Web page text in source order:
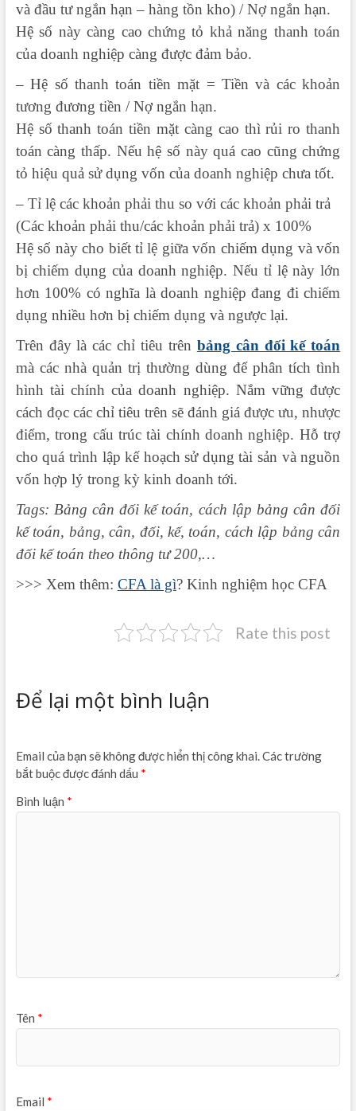
và đầu tư ngắn hạn – hàng tồn kho) / Nợ ngắn hạn.
Hệ số này càng cao chứng tỏ khả năng thanh toán
của doanh nghiệp càng được đảm bảo.
– Hệ số thanh toán tiền mặt = Tiền và các khoản
tương đương tiền / Nợ ngắn hạn.
Hệ số thanh toán tiền mặt càng cao thì rủi ro thanh
toán càng thấp. Nếu hệ số này quá cao cũng chứng
tỏ hiệu quả sử dụng vốn của doanh nghiệp chưa tốt.
– Tỉ lệ các khoản phải thu so với các khoản phải trả
(Các khoản phải thu/các khoản phải trả) x 100%
Hệ số này cho biết tỉ lệ giữa vốn chiếm dụng và vốn
bị chiếm dụng của doanh nghiệp. Nếu tỉ lệ này lớn
hơn 100% có nghĩa là doanh nghiệp đang đi chiếm
dụng nhiều hơn bị chiếm dụng và ngược lại.
Trên đây là các chỉ tiêu trên bảng cân đối kế toán
mà các nhà quản trị thường dùng để phân tích tình
hình tài chính của doanh nghiệp. Nắm vững được
cách đọc các chỉ tiêu trên sẽ đánh giá được ưu, nhược
điểm, trong cấu trúc tài chính doanh nghiệp. Hỗ trợ
cho quá trình lập kế hoạch sử dụng tài sản và nguồn
vốn hợp lý trong kỳ kinh doanh tới.
Tags: Bảng cân đối kế toán, cách lập bảng cân đối
kế toán, bảng, cân, đối, kế, toán, cách lập bảng cân
đối kế toán theo thông tư 200,…
>>> Xem thêm: CFA là gì? Kinh nghiệm học CFA
Rate this post
Để lại một bình luận
Email của bạn sẽ không được hiển thị công khai.Các trường
bắt buộc được đánh dấu *
Bình luận *
Tên *
Email *